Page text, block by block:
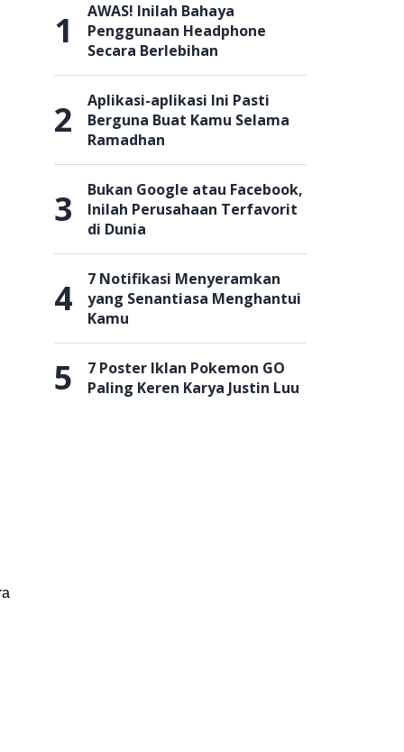
1
AWAS! Inilah Bahaya
Penggunaan Headphone
Secara Berlebihan
2
Aplikasi-aplikasi Ini Pasti
Berguna Buat Kamu Selama
Ramadhan
3
Bukan Google atau Facebook,
Inilah Perusahaan Terfavorit
di Dunia
4
7 Notifikasi Menyeramkan
yang Senantiasa Menghantui
Kamu
5
7 Poster Iklan Pokemon GO
Paling Keren Karya Justin Luu